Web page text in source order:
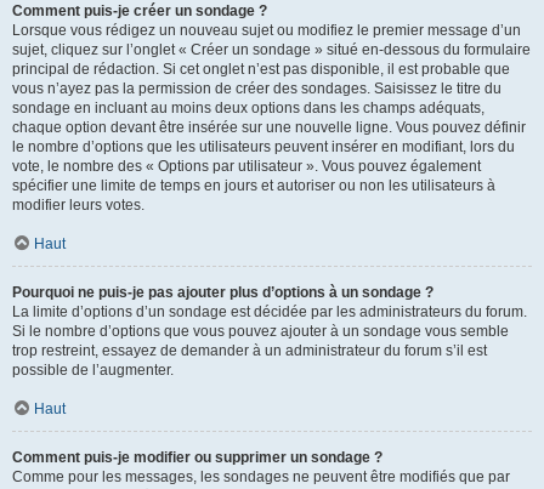
Comment puis-je créer un sondage ?
Lorsque vous rédigez un nouveau sujet ou modifiez le premier message d’un
sujet, cliquez sur l’onglet « Créer un sondage » situé en-dessous du formulaire
principal de rédaction. Si cet onglet n’est pas disponible, il est probable que
vous n’ayez pas la permission de créer des sondages. Saisissez le titre du
sondage en incluant au moins deux options dans les champs adéquats,
chaque option devant être insérée sur une nouvelle ligne. Vous pouvez définir
le nombre d’options que les utilisateurs peuvent insérer en modifiant, lors du
vote, le nombre des « Options par utilisateur ». Vous pouvez également
spécifier une limite de temps en jours et autoriser ou non les utilisateurs à
modifier leurs votes.
Haut
Pourquoi ne puis-je pas ajouter plus d’options à un sondage ?
La limite d’options d’un sondage est décidée par les administrateurs du forum.
Si le nombre d’options que vous pouvez ajouter à un sondage vous semble
trop restreint, essayez de demander à un administrateur du forum s’il est
possible de l’augmenter.
Haut
Comment puis-je modifier ou supprimer un sondage ?
Comme pour les messages, les sondages ne peuvent être modifiés que par